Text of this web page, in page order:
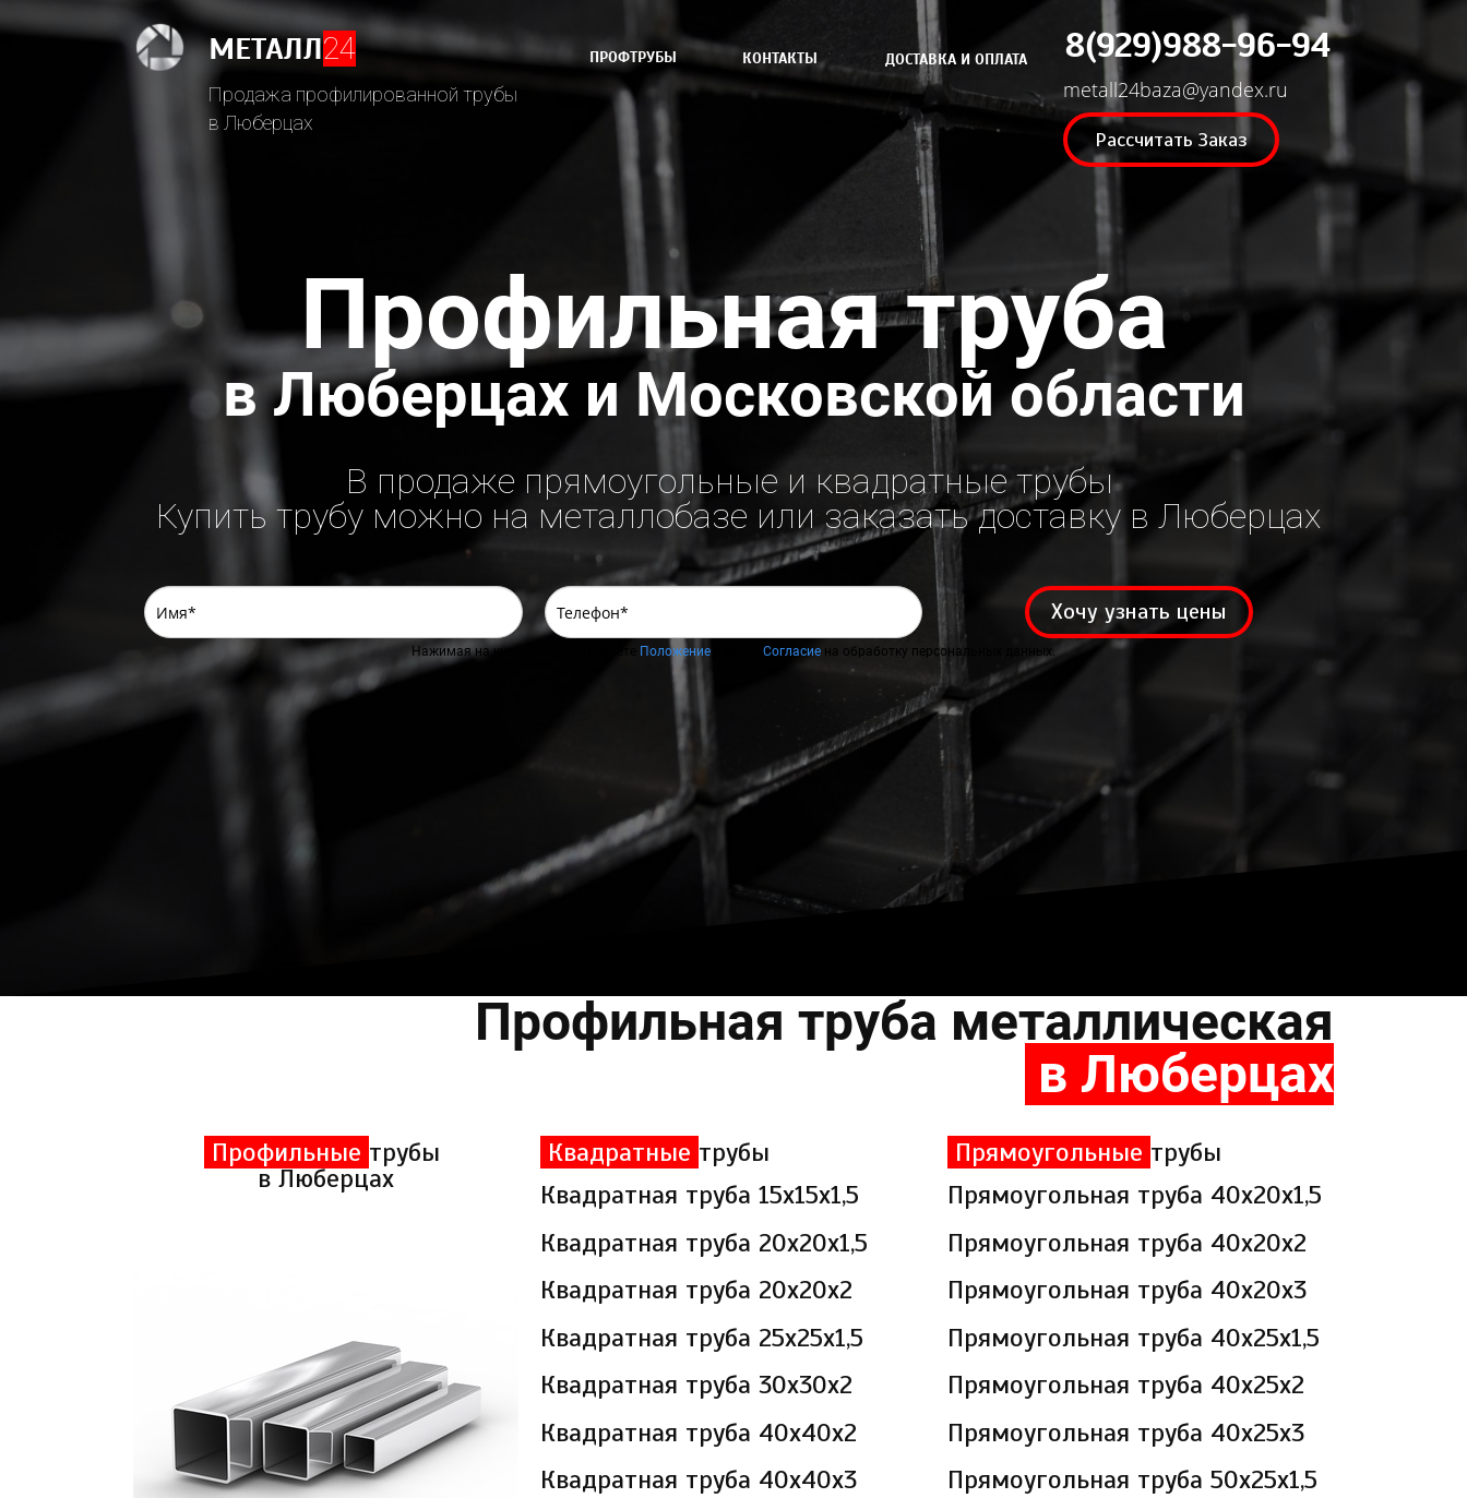
МЕТАЛЛ24
Продажа профилированной трубы
в Люберцах
ПРОФТРУБЫ КОНТАКТЫ ДОСТАВКА И ОПЛАТА 8(929)988-96-94
metall24baza@yandex.ru
Рассчитать Заказ
Профильная труба
в Люберцах и Московской области
В продаже прямоугольные и квадратные трубы
Купить трубу можно на металлобазе или заказать доставку в Люберцах
Хочу узнать цены
Нажимая на кнопку, вы принимаете Положение Согласие на обработку персональных данных.
Профильная труба металлическая
в Люберцах
Профильные трубы
в Люберцах
Квадратные трубы
Квадратная труба 15х15х1,5
Квадратная труба 20х20х1,5
Квадратная труба 20х20х2
Квадратная труба 25х25х1,5
Квадратная труба 30х30х2
Квадратная труба 40х40х2
Квадратная труба 40х40х3
Прямоугольные трубы
Прямоугольная труба 40х20х1,5
Прямоугольная труба 40х20х2
Прямоугольная труба 40х20х3
Прямоугольная труба 40х25х1,5
Прямоугольная труба 40х25х2
Прямоугольная труба 40х25х3
Прямоугольная труба 50х25х1,5